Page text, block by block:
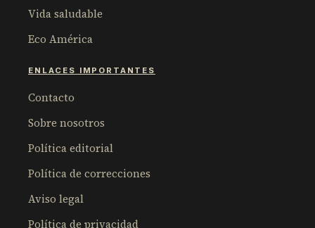
Vida saludable
Eco América
ENLACES IMPORTANTES
Contacto
Sobre nosotros
Política editorial
Política de correcciones
Aviso legal
Política de privacidad